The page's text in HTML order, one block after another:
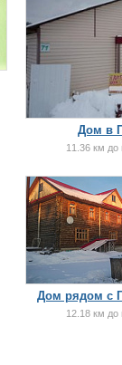
Дом в
11.36 км до
Дом рядом с
12.18 км до